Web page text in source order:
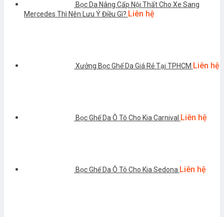
Bọc Da Nâng Cấp Nội Thất Cho Xe Sang
Mercedes Thì Nên Lưu Ý Điều Gì? Liên hệ
Xưởng Bọc Ghế Da Giá Rẻ Tại TPHCM Liên hệ
Bọc Ghế Da Ô Tô Cho Kia Carnival Liên hệ
Bọc Ghế Da Ô Tô Cho Kia Sedona Liên hệ